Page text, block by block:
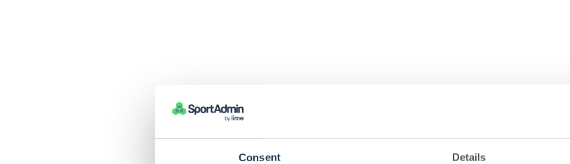
Consent Details